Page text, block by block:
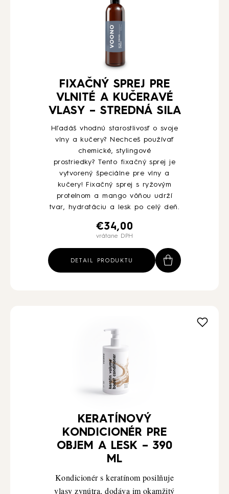
FIXAČNÝ SPREJ PRE
VLNITÉ A KUČERAVÉ
VLASY – STREDNÁ SILA
Hľadáš vhodnú starostlivosť o svoje
vlny a kučery? Nechceš používať
chemické, stylingové
prostriedky? Tento fixačný sprej je
vytvorený špeciálne pre vlny a
kučery! Fixačný sprej s ryžovým
proteínom a mango vôňou udrží
tvar, hydratáciu a lesk po celý deň.
€34,00
vrátane DPH
DETAIL PRODUKTU
KERATÍNOVÝ
KONDICIONÉR PRE
OBJEM A LESK – 390
ML
Kondicionér s keratínom posilňuje
vlasy zvnútra, dodáva im okamžitý